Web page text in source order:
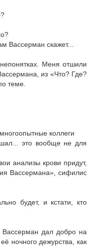
Вассерман скажет...
Меня отшили
из «Что? Где?
теме.
коллеги
это вообще не для
анализы крови придут,
Вассермана», сифилис
будет, и кстати, кто
Вассерман дал добро на
ночного дежурства, как